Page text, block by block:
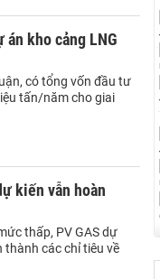
kho cảng LNG
có tổng vốn đầu tư
tấn/năm cho giai
kiến vẫn hoàn
thấp, PV GAS dự
thành các chỉ tiêu về